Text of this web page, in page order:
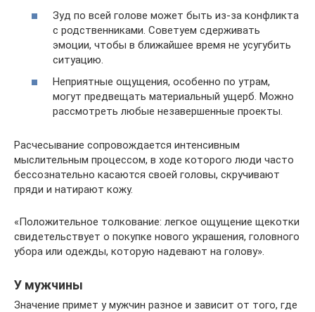
Зуд по всей голове может быть из-за конфликта
с родственниками. Советуем сдерживать
эмоции, чтобы в ближайшее время не усугубить
ситуацию.
Неприятные ощущения, особенно по утрам,
могут предвещать материальный ущерб. Можно
рассмотреть любые незавершенные проекты.
Расчесывание сопровождается интенсивным
мыслительным процессом, в ходе которого люди часто
бессознательно касаются своей головы, скручивают
пряди и натирают кожу.
«Положительное толкование: легкое ощущение щекотки
свидетельствует о покупке нового украшения, головного
убора или одежды, которую надевают на голову».
У мужчины
Значение примет у мужчин разное и зависит от того, где